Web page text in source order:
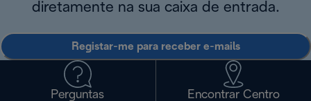
diretamente na sua caixa de entrada.
Registar-me para receber e-mails
Perguntas
Encontrar Centro